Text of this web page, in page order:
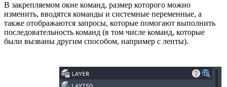
В закрепляемом окне команд, размер которого можно
изменить, вводятся команды и системные переменные, а
также отображаются запросы, которые помогают выполнить
последовательность команд (в том числе команд, которые
были вызваны другим способом, например с ленты).